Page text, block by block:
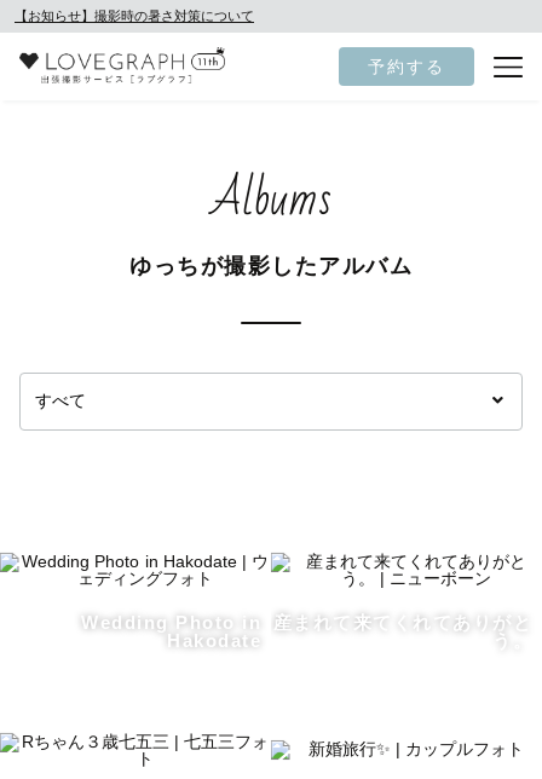
【お知らせ】撮影時の暑さ対策について
予約する
Albums
ゆっちが撮影したアルバム
Wedding Photo in
Hakodate
産まれて来てくれてありがと
う。